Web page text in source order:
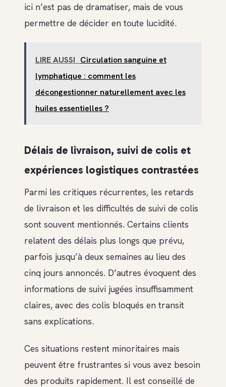
ici n’est pas de dramatiser, mais de vous
permettre de décider en toute lucidité.
LIRE AUSSI Circulation sanguine et
lymphatique : comment les
décongestionner naturellement avec les
huiles essentielles ?
Délais de livraison, suivi de colis et
expériences logistiques contrastées
Parmi les critiques récurrentes, les retards
de livraison et les difficultés de suivi de colis
sont souvent mentionnés. Certains clients
relatent des délais plus longs que prévu,
parfois jusqu’à deux semaines au lieu des
cinq jours annoncés. D’autres évoquent des
informations de suivi jugées insuffisamment
claires, avec des colis bloqués en transit
sans explications.
Ces situations restent minoritaires mais
peuvent être frustrantes si vous avez besoin
des produits rapidement. Il est conseillé de